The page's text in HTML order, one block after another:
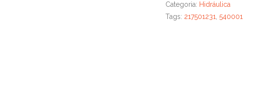
Categoria: Hidráulica
Tags: 217501231, 540001